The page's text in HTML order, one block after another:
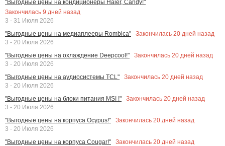
"Выгодные цены на кондиционеры Haier, Candy!"
Закончилась 9 дней назад
3 - 31 Июля 2026
"Выгодные цены на медиаплееры Rombica"
Закончилась 20 дней назад
3 - 20 Июля 2026
"Выгодные цены на охлаждение Deepcool!"
Закончилась 20 дней назад
3 - 20 Июля 2026
"Выгодные цены на аудиосистемы TCL"
Закончилась 20 дней назад
3 - 20 Июля 2026
"Выгодные цены на блоки питания MSI !"
Закончилась 20 дней назад
3 - 20 Июля 2026
"Выгодные цены на корпуса Ocypus!"
Закончилась 20 дней назад
3 - 20 Июля 2026
"Выгодные цены на корпуса Cougar!"
Закончилась 20 дней назад